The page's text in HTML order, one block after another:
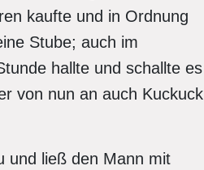
kaufte und in Ordnung
Stube; auch im
hallte und schallte es
von nun an auch Kuckuck
und ließ den Mann mit